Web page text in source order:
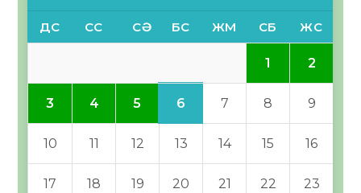
ДС СС СӘ БС ЖМ СБ ЖС
1 2
3 4 5 6 7 8 9
10 11 12 13 14 15 16
17 18 19 20 21 22 23